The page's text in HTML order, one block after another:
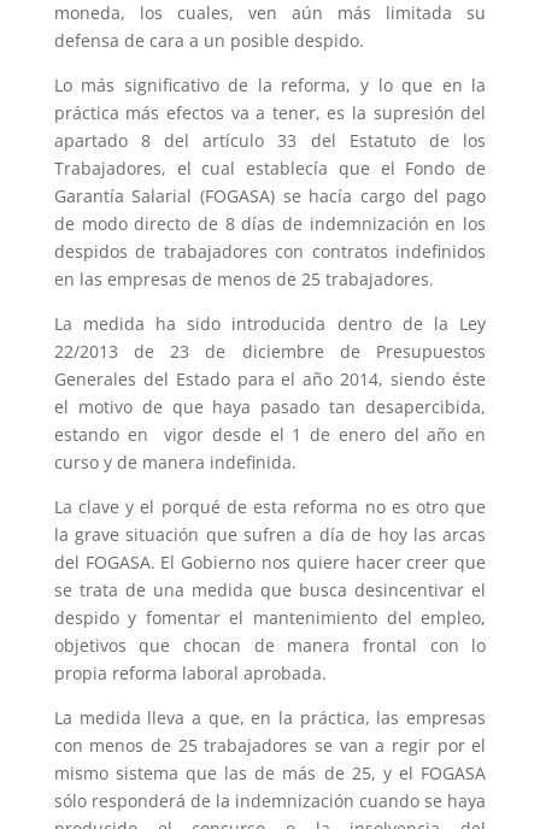
moneda, los cuales, ven aún más limitada su
defensa de cara a un posible despido.
Lo más significativo de la reforma, y lo que en la
práctica más efectos va a tener, es la supresión del
apartado 8 del artículo 33 del Estatuto de los
Trabajadores, el cual establecía que el Fondo de
Garantía Salarial (FOGASA) se hacía cargo del pago
de modo directo de 8 días de indemnización en los
despidos de trabajadores con contratos indefinidos
en las empresas de menos de 25 trabajadores.
La medida ha sido introducida dentro de la Ley
22/2013 de 23 de diciembre de Presupuestos
Generales del Estado para el año 2014, siendo éste
el motivo de que haya pasado tan desapercibida,
estando en vigor desde el 1 de enero del año en
curso y de manera indefinida.
La clave y el porqué de esta reforma no es otro que
la grave situación que sufren a día de hoy las arcas
del FOGASA. El Gobierno nos quiere hacer creer que
se trata de una medida que busca desincentivar el
despido y fomentar el mantenimiento del empleo,
objetivos que chocan de manera frontal con lo
propia reforma laboral aprobada.
La medida lleva a que, en la práctica, las empresas
con menos de 25 trabajadores se van a regir por el
mismo sistema que las de más de 25, y el FOGASA
sólo responderá de la indemnización cuando se haya